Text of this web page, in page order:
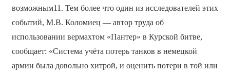
возможным11. Тем более что один из исследователей этих
событий, М.В. Коломиец — автор труда об
использовании вермахтом «Пантер» в Курской битве,
сообщает: «Система учёта потерь танков в немецкой
армии была довольно хитрой, и оценить потери в той или